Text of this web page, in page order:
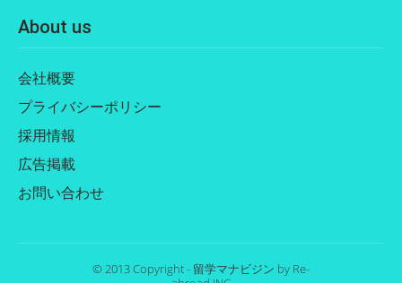
About us
会社概要
プライバシーポリシー
採用情報
広告掲載
お問い合わせ
© 2013 Copyright - 留学マナビジン by Re-